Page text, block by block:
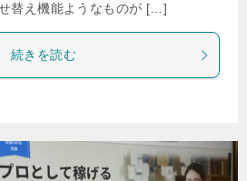
替え機能ようなものが […]
続きを読む